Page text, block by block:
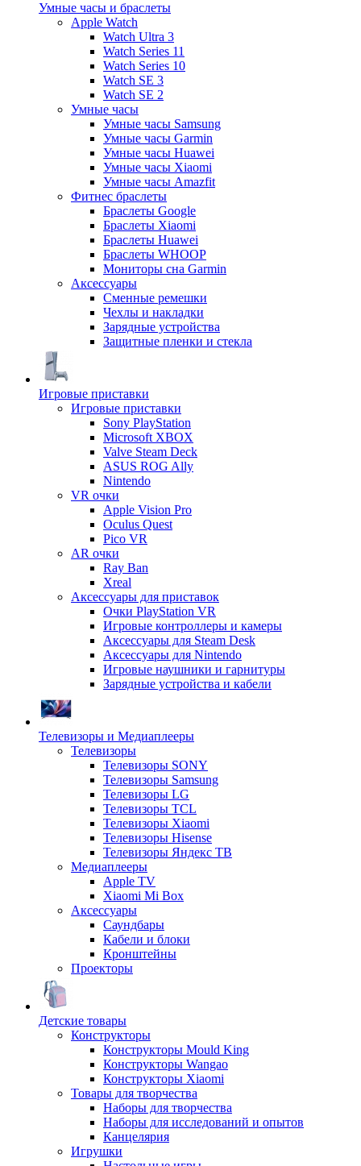
Умные часы и браслеты
Apple Watch
Watch Ultra 3
Watch Series 11
Watch Series 10
Watch SE 3
Watch SE 2
Умные часы
Умные часы Samsung
Умные часы Garmin
Умные часы Huawei
Умные часы Xiaomi
Умные часы Amazfit
Фитнес браслеты
Браслеты Google
Браслеты Xiaomi
Браслеты Huawei
Браслеты WHOOP
Мониторы сна Garmin
Аксессуары
Сменные ремешки
Чехлы и накладки
Зарядные устройства
Защитные пленки и стекла
Игровые приставки
Игровые приставки
Sony PlayStation
Microsoft XBOX
Valve Steam Deck
ASUS ROG Ally
Nintendo
VR очки
Apple Vision Pro
Oculus Quest
Pico VR
AR очки
Ray Ban
Xreal
Аксессуары для приставок
Очки PlayStation VR
Игровые контроллеры и камеры
Аксессуары для Steam Desk
Аксессуары для Nintendo
Игровые наушники и гарнитуры
Зарядные устройства и кабели
Телевизоры и Медиаплееры
Телевизоры
Телевизоры SONY
Телевизоры Samsung
Телевизоры LG
Телевизоры TCL
Телевизоры Xiaomi
Телевизоры Hisense
Телевизоры Яндекс ТВ
Медиаплееры
Apple TV
Xiaomi Mi Box
Аксессуары
Саундбары
Кабели и блоки
Кронштейны
Проекторы
Детские товары
Конструкторы
Конструкторы Mould King
Конструкторы Wangao
Конструкторы Xiaomi
Товары для творчества
Наборы для творчества
Наборы для исследований и опытов
Канцелярия
Игрушки